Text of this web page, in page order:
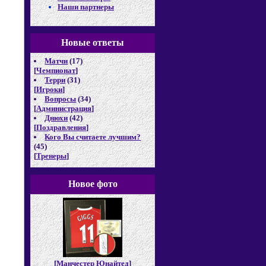
Наши партнеры
Новые ответы
Матчи (17)
[Чемпионат]
Терри (31)
[Игроки]
Вопросы (34)
[Администрация]
Днюхи (42)
[Поздравления]
Кого Вы считаете лучшим?
(45)
[Тренеры]
Новое фото
[Манчестер Юнайтед]